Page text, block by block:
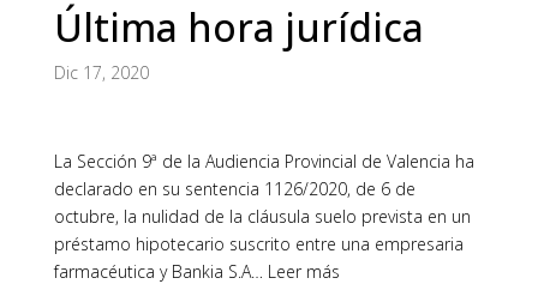
Última hora jurídica
Dic 17, 2020
La Sección 9ª de la Audiencia Provincial de Valencia ha
declarado en su sentencia 1126/2020, de 6 de
octubre, la nulidad de la cláusula suelo prevista en un
préstamo hipotecario suscrito entre una empresaria
farmacéutica y Bankia S.A… Leer más